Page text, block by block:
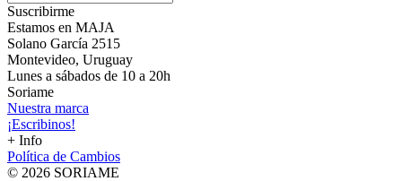
Suscribirme
Estamos en MAJA
Solano García 2515
Montevideo, Uruguay
Lunes a sábados de 10 a 20h
Soriame
Nuestra marca
¡Escribinos!
+ Info
Política de Cambios
© 2026 SORIAME